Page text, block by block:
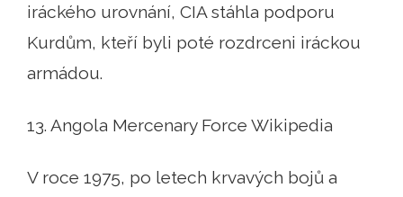
iráckého urovnání, CIA stáhla podporu
Kurdům, kteří byli poté rozdrceni iráckou
armádou.
13. Angola Mercenary Force Wikipedia
V roce 1975, po letech krvavých bojů a